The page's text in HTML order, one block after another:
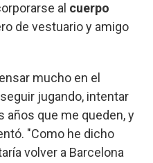
al cuerpo
de vestuario y amigo
mucho en el
jugando, intentar
años que me queden, y
"Como he dicho
volver a Barcelona